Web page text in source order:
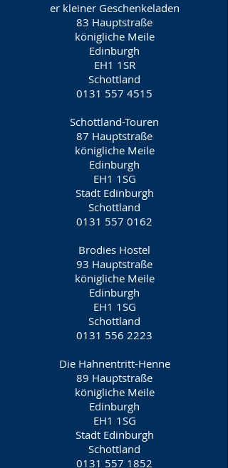
er kleiner Geschenkeladen
83 Hauptstraße
königliche Meile
Edinburgh
EH1 1SR
Schottland
0131 557 4515
Schottland-Touren
87 Hauptstraße
königliche Meile
Edinburgh
EH1 1SG
Stadt Edinburgh
Schottland
0131 557 0162
Brodies Hostel
93 Hauptstraße
königliche Meile
Edinburgh
EH1 1SG
Schottland
0131 556 2223
Die Hahnentritt-Henne
89 Hauptstraße
königliche Meile
Edinburgh
EH1 1SG
Stadt Edinburgh
Schottland
0131 557 1852